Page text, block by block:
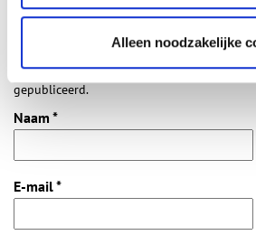
Alleen noodzakelijke
Vereiste velden zijn gemarkeerd met *.
gepubliceerd.
Naam *
E-mail*